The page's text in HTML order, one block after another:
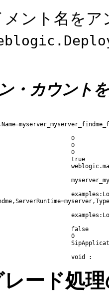
ント名を
・カウント
0
0
0
true
false
0
ード処